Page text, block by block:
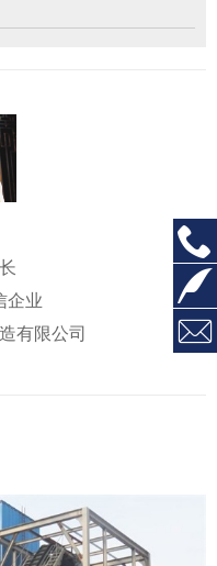
企业
有限公司


